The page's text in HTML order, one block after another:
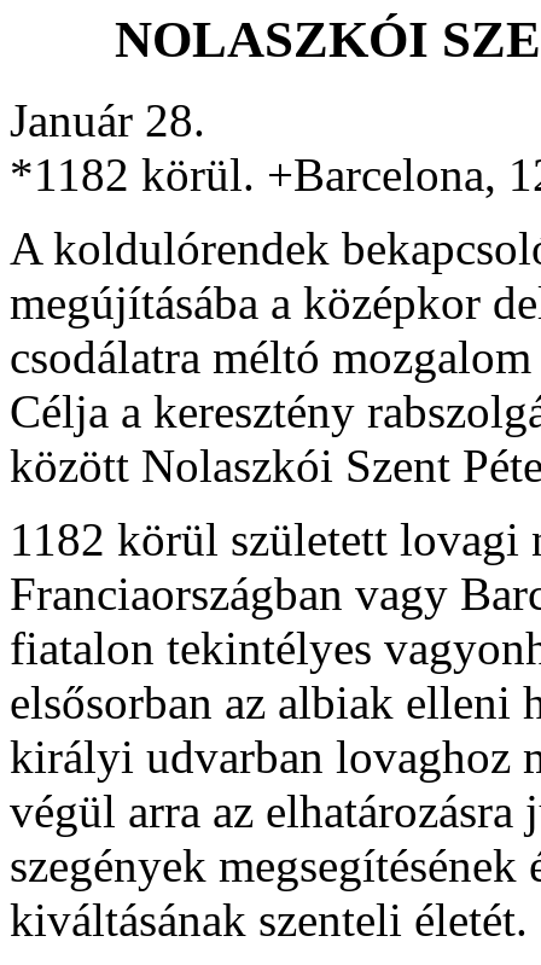
NOLASZKÓI
Január 28.
*1182 körül. +Barcelona,
A koldulórendek
megújításába a középkor
csodálatra méltó
Célja a keresztény
között Nolaszkói Szent
1182 körül született lovagi
Franciaországban vagy
fiatalon tekintélyes
elsősorban az albiak elleni
királyi udvarban lovaghoz
végül arra az
szegények
kiváltásának szenteli életét.